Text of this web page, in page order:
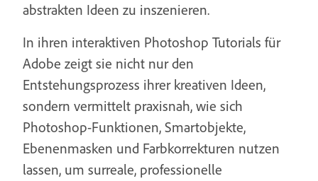
abstrakten Ideen zu inszenieren.
In ihren interaktiven Photoshop Tutorials für
Adobe zeigt sie nicht nur den
Entstehungsprozess ihrer kreativen Ideen,
sondern vermittelt praxisnah, wie sich
Photoshop-Funktionen, Smartobjekte,
Ebenenmasken und Farbkorrekturen nutzen
lassen, um surreale, professionelle